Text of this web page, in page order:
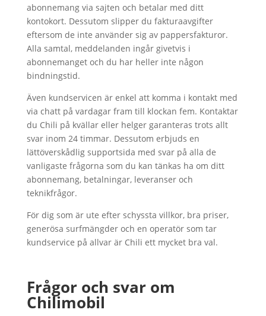
abonnemang via sajten och betalar med ditt
kontokort. Dessutom slipper du fakturaavgifter
eftersom de inte använder sig av pappersfakturor.
Alla samtal, meddelanden ingår givetvis i
abonnemanget och du har heller inte någon
bindningstid.
Även kundservicen är enkel att komma i kontakt med
via chatt på vardagar fram till klockan fem. Kontaktar
du Chili på kvällar eller helger garanteras trots allt
svar inom 24 timmar. Dessutom erbjuds en
lättöverskådlig supportsida med svar på alla de
vanligaste frågorna som du kan tänkas ha om ditt
abonnemang, betalningar, leveranser och
teknikfrågor.
För dig som är ute efter schyssta villkor, bra priser,
generösa surfmängder och en operatör som tar
kundservice på allvar är Chili ett mycket bra val.
Frågor och svar om
Chilimobil